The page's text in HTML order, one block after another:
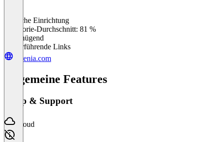
Einfache Einrichtung
Kategorie-Durchschnitt: 81 %
Ungenügend
Weiterführende Links
verenia.com
Allgemeine Features
Setup & Support
Cloud